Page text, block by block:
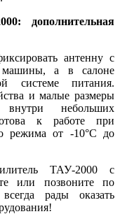
дополнительная
антенну с
а в салоне
системе питания.
и малые размеры
небольших
к работе при
режима от -10°С до
ТАУ-2000 с
или позвоните по
рады оказать